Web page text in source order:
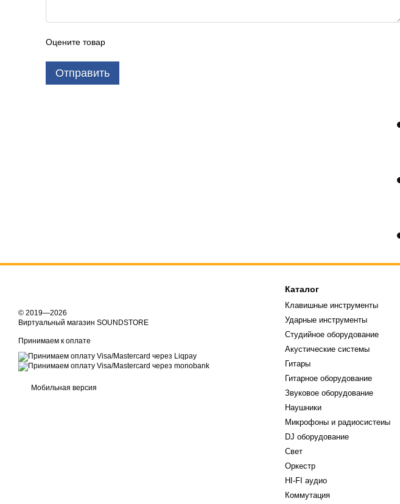
Оцените товар
Отправить
© 2019—2026
Виртуальный магазин SOUNDSTORE
Принимаем к оплате
Мобильная версия
Каталог
Клавишные инструменты
Ударные инструменты
Студийное оборудование
Акустические системы
Гитары
Гитарное оборудование
Звуковое оборудование
Наушники
Микрофоны и радиосистеиы
DJ оборудование
Свет
Оркестр
HI-FI аудио
Коммутация